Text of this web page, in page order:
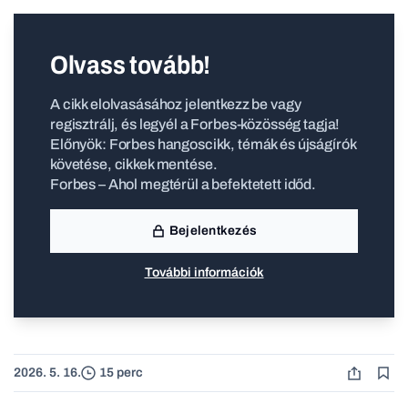
Olvass tovább!
A cikk elolvasásához jelentkezz be vagy
regisztrálj, és legyél a Forbes-közösség tagja!
Előnyök: Forbes hangoscikk, témák és újságírók
követése, cikkek mentése.
Forbes – Ahol megtérül a befektetett időd.
Bejelentkezés
További információk
2026. 5. 16. 15 perc